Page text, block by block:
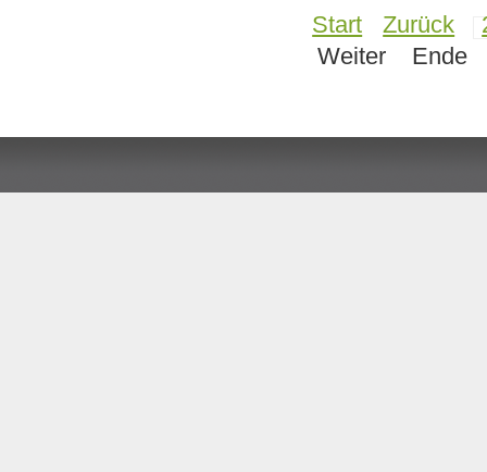
Start
Zurück
Weiter
Ende